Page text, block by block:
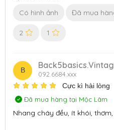
Có hình ảnh Đã mua
2 1
B
092.6684.xxx
Cực kì hài lòng
Đã mua hàng tại Mộc Lâm
Nhang cháy đều, ít khói,